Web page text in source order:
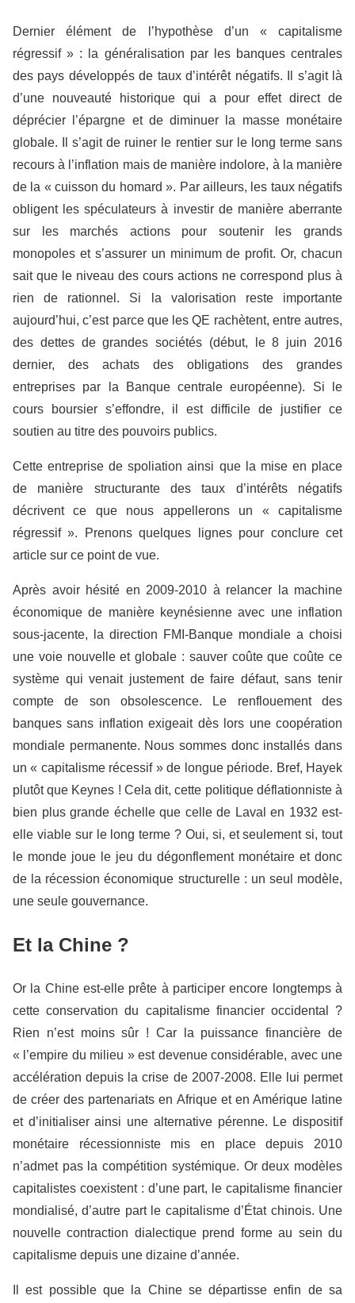
Dernier élément de l’hypothèse d’un « capitalisme
régressif » : la généralisation par les banques centrales
des pays développés de taux d’intérêt négatifs. Il s’agit là
d’une nouveauté historique qui a pour effet direct de
déprécier l’épargne et de diminuer la masse monétaire
globale. Il s’agit de ruiner le rentier sur le long terme sans
recours à l’inflation mais de manière indolore, à la manière
de la « cuisson du homard ». Par ailleurs, les taux négatifs
obligent les spéculateurs à investir de manière aberrante
sur les marchés actions pour soutenir les grands
monopoles et s’assurer un minimum de profit. Or, chacun
sait que le niveau des cours actions ne correspond plus à
rien de rationnel. Si la valorisation reste importante
aujourd’hui, c’est parce que les QE rachètent, entre autres,
des dettes de grandes sociétés (début, le 8 juin 2016
dernier, des achats des obligations des grandes
entreprises par la Banquecentraleeuropéenne). Si le
cours boursier s’effondre, il est difficile de justifier ce
soutien au titre des pouvoirs publics.
Cette entreprise de spoliation ainsi que la mise en place
de manière structurante des taux d’intérêts négatifs
décrivent ce que nous appellerons un « capitalisme
régressif ». Prenons quelques lignes pour conclure cet
article sur ce point de vue.
Après avoir hésité en 2009-2010 à relancer la machine
économique de manière keynésienne avec une inflation
sous-jacente, la direction FMI-Banque mondiale a choisi
une voie nouvelle et globale : sauver coûte que coûte ce
système qui venait justement de faire défaut, sans tenir
compte de son obsolescence. Le renflouement des
banques sans inflation exigeait dès lors une coopération
mondiale permanente. Nous sommes donc installés dans
un « capitalisme récessif » de longue période. Bref, Hayek
plutôt que Keynes ! Cela dit, cette politique déflationniste à
bien plus grande échelle que celle de Laval en 1932 est-
elle viable sur le long terme ? Oui, si, et seulement si, tout
le monde joue le jeu du dégonflement monétaire et donc
de la récession économique structurelle : un seul modèle,
une seule gouvernance.
Et la Chine ?
Or la Chine est-elle prête à participer encore longtemps à
cette conservation du capitalisme financier occidental ?
Rien n’est moins sûr ! Car la puissance financière de
« l’empire du milieu » est devenue considérable, avec une
accélération depuis la crise de 2007-2008. Elle lui permet
de créer des partenariats en Afrique et en Amérique latine
et d’initialiser ainsi une alternative pérenne. Le dispositif
monétaire récessionniste mis en place depuis 2010
n’admet pas la compétition systémique. Or deux modèles
capitalistes coexistent : d’une part, le capitalisme financier
mondialisé, d’autre part le capitalisme d’État chinois. Une
nouvelle contraction dialectique prend forme au sein du
capitalisme depuis une dizaine d’année.
Il est possible que la Chine se départisse enfin de sa